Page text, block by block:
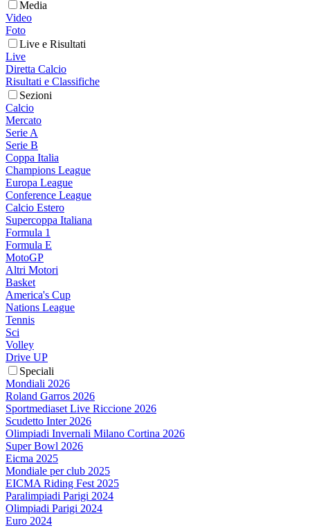
Media
Video
Foto
Live e Risultati
Live
Diretta Calcio
Risultati e Classifiche
Sezioni
Calcio
Mercato
Serie A
Serie B
Coppa Italia
Champions League
Europa League
Conference League
Calcio Estero
Supercoppa Italiana
Formula 1
Formula E
MotoGP
Altri Motori
Basket
America's Cup
Nations League
Tennis
Sci
Volley
Drive UP
Speciali
Mondiali 2026
Roland Garros 2026
Sportmediaset Live Riccione 2026
Scudetto Inter 2026
Olimpiadi Invernali Milano Cortina 2026
Super Bowl 2026
Eicma 2025
Mondiale per club 2025
EICMA Riding Fest 2025
Paralimpiadi Parigi 2024
Olimpiadi Parigi 2024
Euro 2024